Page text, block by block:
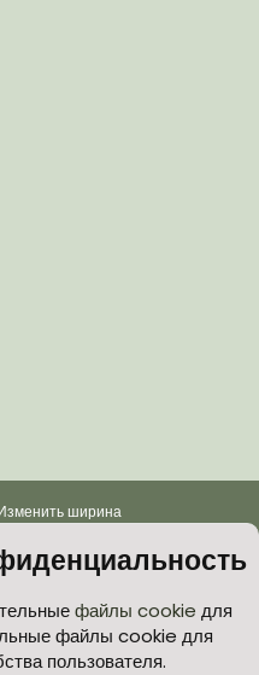
ширина
данных
данных
Помощь Главная
файлы cookie для
файлы cookie для
пользователя.